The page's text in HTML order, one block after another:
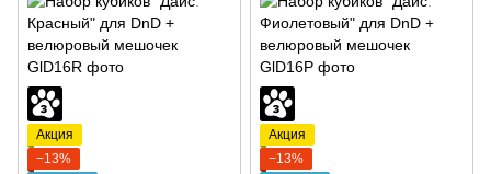
Акция
−13%
Акция
−13%